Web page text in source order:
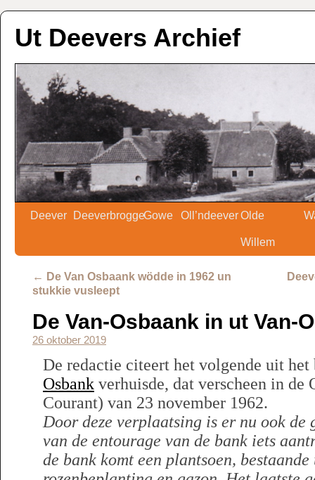
Ut Deevers Archief
Deever DeeverbroggeGowe Oll’ndeeverOlde
Willem
← De Van Osbaank wödde in 1962 un
stukkie vusleept
De Van-Osbaank in ut Van-
26 oktober 2019
De redactie citeert het volgende uit
Osbank verhuisde, dat verscheen in
Courant) van 23 november 1962.
Door deze verplaatsing is er nu ook de
van de entourage van de bank iets
de bank komt een plantsoen,